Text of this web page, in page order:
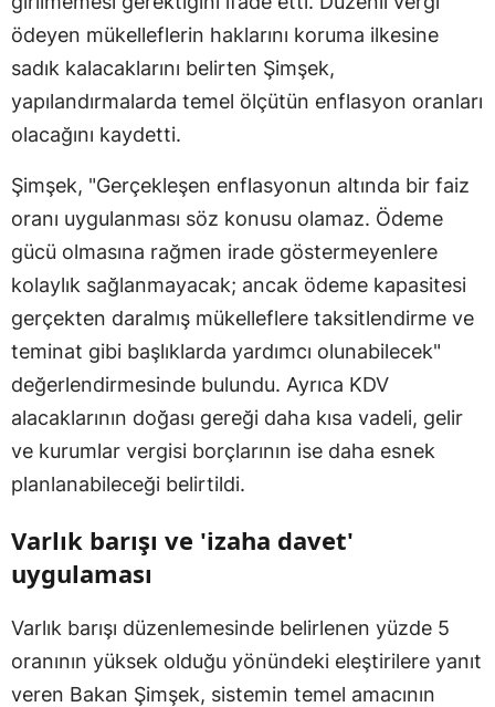
ödeyen mükelleflerin haklarını koruma ilkesine
sadık kalacaklarını belirten Şimşek,
yapılandırmalarda temel ölçütün enflasyon oranları
olacağını kaydetti.
Şimşek, "Gerçekleşen enflasyonun altında bir faiz
oranı uygulanması söz konusu olamaz. Ödeme
gücü olmasına rağmen irade göstermeyenlere
kolaylık sağlanmayacak; ancak ödeme kapasitesi
gerçekten daralmış mükelleflere taksitlendirme ve
teminat gibi başlıklarda yardımcı olunabilecek"
değerlendirmesinde bulundu. Ayrıca KDV
alacaklarının doğası gereği daha kısa vadeli, gelir
ve kurumlar vergisi borçlarının ise daha esnek
planlanabileceği belirtildi.
Varlık barışı ve 'izaha davet'
uygulaması
Varlık barışı düzenlemesinde belirlenen yüzde 5
oranının yüksek olduğu yönündeki eleştirilere yanıt
veren Bakan Şimşek, sistemin temel amacının